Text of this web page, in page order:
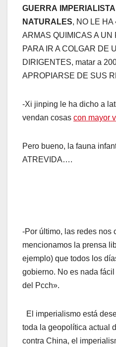
GUERRA
NATURALES, NO LE
ARMAS QUIMICAS A UN
PARA IR A COLGAR DE
DIRIGENTES, matar a
APROPIARSE DE SUS
-Xi jinping le ha dicho a
vendan cosas con mayor
Pero bueno, la fauna
ATREVIDA….
-Por último, las redes nos
mencionamos la prensa
ejemplo) que todos los
gobierno. No es nada
del Pcch».
El imperialismo está
toda la geopolítica actual
contra China, el